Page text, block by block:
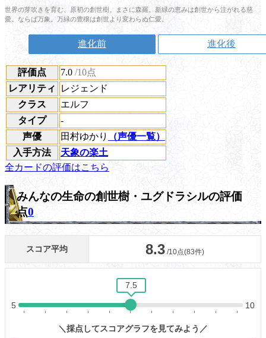
世界の芽吹きを育む、原初の創世樹。まさに森羅。新緑の恵みは創世から注がれる慈
愛。ならば万象。万緑の豊穣は創世より変わらぬ仁愛。
進化前 進化後
評価点 7.0 /10点
レアリティ
レジェンド
クラス
エルフ
タイプ
-
声優
田村ゆかり
（声優一覧）
入手方法
天象の楽土
全カードの評価はこちら
みんなの生命の創世樹・ユグドラシルの評価
点0